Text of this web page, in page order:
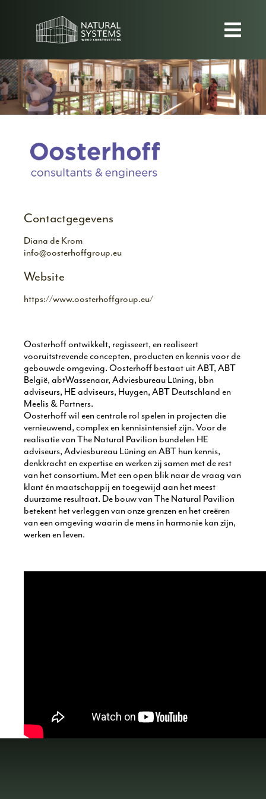
Contactgegevens
Diana de Krom
info@oosterhoffgroup.eu
Website
https://www.oosterhoffgroup.eu/
Oosterhoff ontwikkelt, regisseert, en realiseert
vooruitstrevende concepten, producten en kennis voor de
gebouwde omgeving. Oosterhoff bestaat uit ABT, ABT
België, abtWassenaar, Adviesbureau Lüning, bbn
adviseurs, HE adviseurs, Huygen, ABT Deutschland en
Meelis & Partners.
Oosterhoff wil een centrale rol spelen in projecten die
vernieuwend, complex en kennisintensief zijn. Voor de
realisatie van The Natural Pavilion bundelen HE
adviseurs, Adviesbureau Lüning en ABT hun kennis,
denkkracht en expertise en werken zij samen met de rest
van het consortium. Met een open blik naar de vraag van
klant én maatschappij en toegewijd aan het meest
duurzame resultaat. De bouw van The Natural Pavilion
betekent het verleggen van onze grenzen en het creëren
van een omgeving waarin de mens in harmonie kan zijn,
werken en leven.